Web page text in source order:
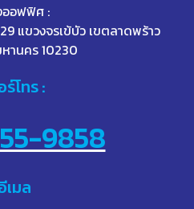
อฟฟิศ :
แขวงจรเข้บัว เขตลาดพร้าว
านคร 10230
ร์โทร :
9858
เมล